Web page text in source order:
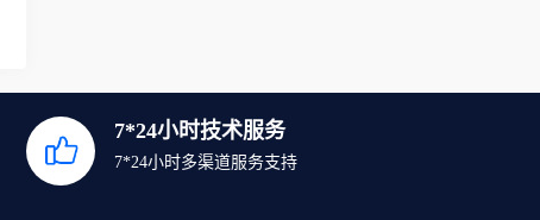
7*24小时技术服务
7*24小时多渠道服务支持